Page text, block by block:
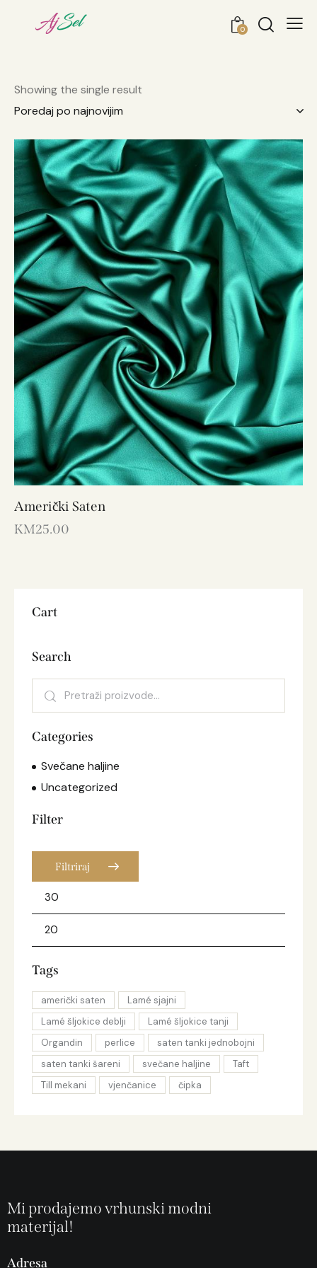
0
Showing the single result
Američki Saten
KM25.00
Cart
Search
Categories
Svečane haljine
Uncategorized
Filter
Filtriraj
Tags
američki saten
Lamé sjajni
Lamé šljokice deblji
Lamé šljokice tanji
Organdin
perlice
saten tanki jednobojni
saten tanki šareni
svečane haljine
Taft
Till mekani
vjenčanice čipka
Mi prodajemo vrhunski modni
materijal!
Adresa